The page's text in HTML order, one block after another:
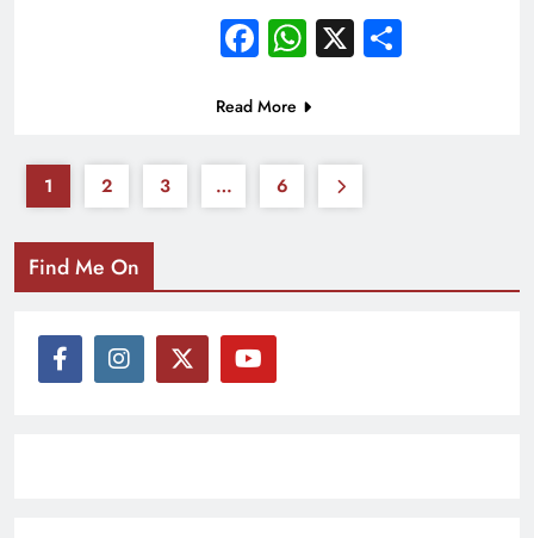
Facebook
WhatsApp
X Share
Read More
1 2 3 … 6
Find Me On